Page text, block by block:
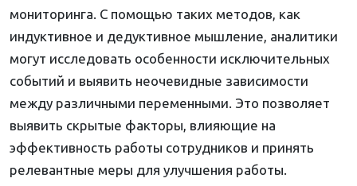
мониторинга. С помощью таких методов, как
индуктивное и дедуктивное мышление, аналитики
могут исследовать особенности исключительных
событий и выявить неочевидные зависимости
между различными переменными. Это позволяет
выявить скрытые факторы, влияющие на
эффективность работы сотрудников и принять
релевантные меры для улучшения работы.